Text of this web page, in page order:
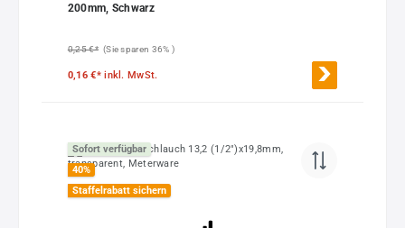
200mm, Schwarz
0,25 €* (Sie sparen 36% )
0,16 €*inkl. MwSt.
Sofort verfügbar
40%
Staffelrabatt sichern